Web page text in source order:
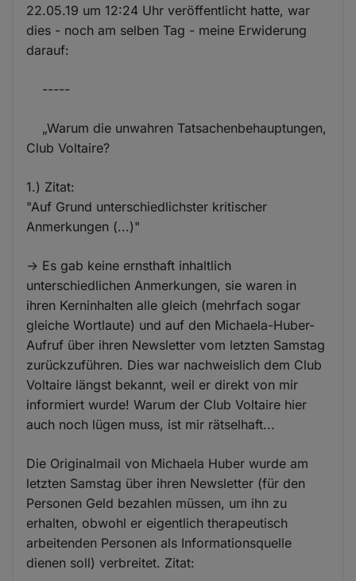
22.05.19 um 12:24 Uhr veröffentlicht hatte, war
dies - noch am selben Tag - meine Erwiderung
darauf:
-----
„Warum die unwahren Tatsachenbehauptungen,
Club Voltaire?
1.) Zitat:
"Auf Grund unterschiedlichster kritischer
Anmerkungen (...)"
-> Es gab keine ernsthaft inhaltlich
unterschiedlichen Anmerkungen, sie waren in
ihren Kerninhalten alle gleich (mehrfach sogar
gleiche Wortlaute) und auf den Michaela-Huber-
Aufruf über ihren Newsletter vom letzten Samstag
zurückzuführen. Dies war nachweislich dem Club
Voltaire längst bekannt, weil er direkt von mir
informiert wurde! Warum der Club Voltaire hier
auch noch lügen muss, ist mir rätselhaft...
Die Originalmail von Michaela Huber wurde am
letzten Samstag über ihren Newsletter (für den
Personen Geld bezahlen müssen, um ihn zu
erhalten, obwohl er eigentlich therapeutisch
arbeitenden Personen als Informationsquelle
dienen soll) verbreitet. Zitat: